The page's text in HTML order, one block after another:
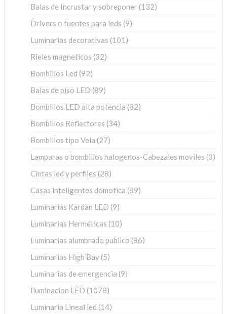
Balas de Incrustar y sobreponer 132132
Drivers o fuentes para leds 99
Luminarias decorativas 101 101
Rieles magneticos 3232
Bombillos Led 9292
Balas de piso LED 8989
Bombillos LED alta potencia 8282
Bombillos Reflectores 3434
Bombillos tipo Vela 2727
Lamparas o bombillos halogenos-Cabezales moviles 33
Cintas led y perfiles 2828
Casas inteligentes domotica 8989
Luminarias Kardan LED 99
Luminarias Herméticas 1010
Luminarias alumbrado publico 8686
Luminarias High Bay 55
Luminarias de emergencia 99
Iluminacion LED 10781078
Luminaria Lineal led 1414